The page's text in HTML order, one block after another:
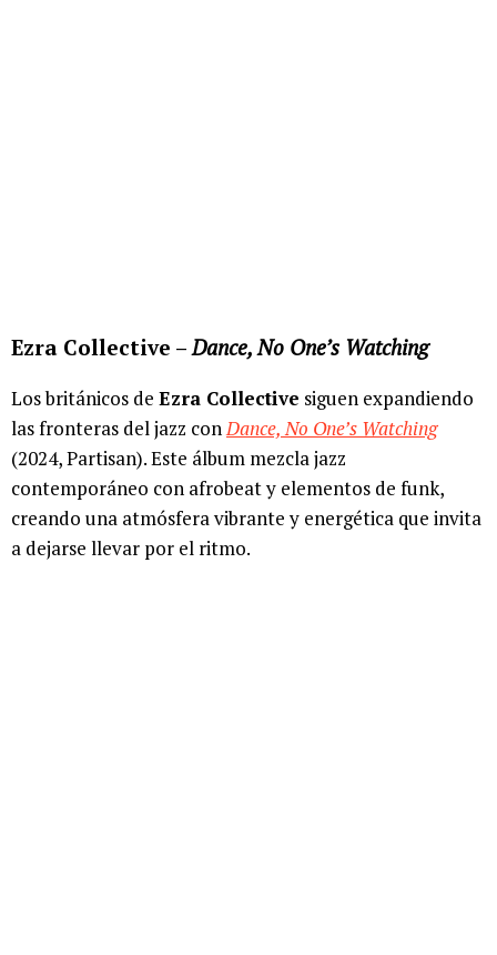
Ezra Collective –Dance, No One’s Watching
Los británicos de Ezra Collective siguen expandiendo
las fronteras del jazz conDance, No One’s Watching
(2024, Partisan). Este álbum mezcla jazz
contemporáneo con afrobeat y elementos de funk,
creando una atmósfera vibrante y energética que invita
a dejarse llevar por el ritmo.